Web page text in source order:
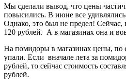
Мы сделали вывод, что цены
повысились. В июне все
Однако, это был не предел! Сейчас,
120 рублей. А в магазинах она и
На помидоры в магазинах цены,
упали. Если вначале лета за
рублей, то сейчас стоимость
рублей.